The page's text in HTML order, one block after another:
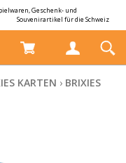
Geschenk- und
Souvenirartikel für die Schweiz
KARTEN › BRIXIES